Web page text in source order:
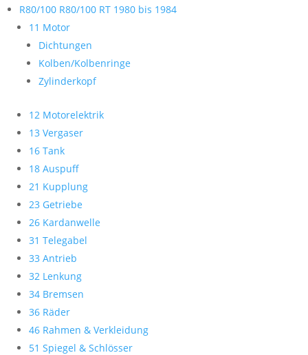
R80/100 R80/100 RT 1980 bis 1984
11 Motor
Dichtungen
Kolben/Kolbenringe
Zylinderkopf
12 Motorelektrik
13 Vergaser
16 Tank
18 Auspuff
21 Kupplung
23 Getriebe
26 Kardanwelle
31 Telegabel
33 Antrieb
32 Lenkung
34 Bremsen
36 Räder
46 Rahmen & Verkleidung
51 Spiegel & Schlösser